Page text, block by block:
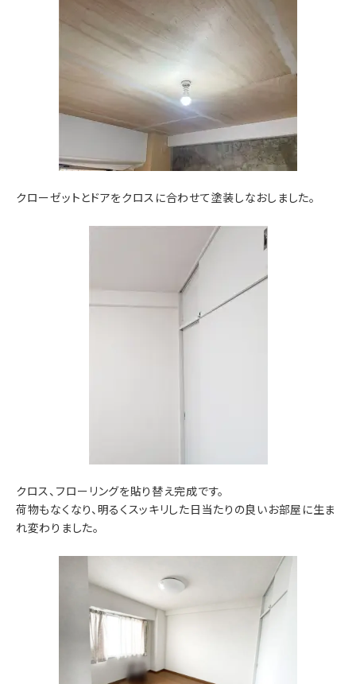
クローゼットとドアをクロスに合わせて塗装しなおしました。
クロス、フローリングを貼り替え完成です。
荷物もなくなり、明るくスッキリした日当たりの良いお部屋に生ま
れ変わりました。